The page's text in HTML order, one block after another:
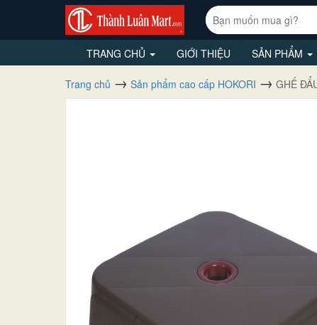
TRANG CHỦ GIỚI THIỆU SẢN PHẨM
Trang chủ Sản phẩm cao cấp HOKORI GHẾ